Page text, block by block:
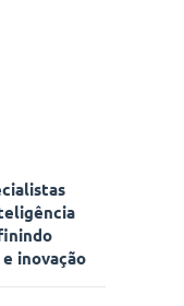
inovação